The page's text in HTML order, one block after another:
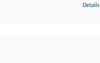
Details